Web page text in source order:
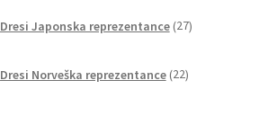
Dresi Japonska reprezentance 27izdelkov
Dresi Norveška reprezentance 22izdelkov